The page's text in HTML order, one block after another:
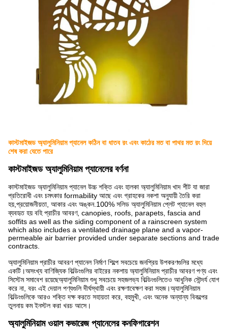
কাস্টমাইজড অ্যালুমিনিয়াম প্যানেল কঠিন বা ধাতব রং এবং কাঠের মত বা পাথর মত রং দিয়ে
শেষ করা যেতে পারে
কাস্টমাইজড অ্যালুমিনিয়াম প্যানেলের বর্ণনা
কাস্টমাইজড অ্যালুমিনিয়াম প্যানেল উচ্চ শক্তি এবং হালকা অ্যালুমিনিয়াম খাদ শীট যা জারা
প্রতিরোধী এবং চমৎকার formability আছে এবং গ্রাহকের নকশা অনুযায়ী তৈরি করা
হয়,প্রয়োজনীয়তা, আকার এবং অঙ্কন.100% সলিড অ্যালুমিনিয়াম প্লেট প্যানেল বহুল
ব্যবহৃত হয় বহি প্রাচীর আবরণ, canopies, roofs, parapets, fascia and
soffits as well as the siding component of a rainscreen system
which also includes a ventilated drainage plane and a vapor-
permeable air barrier provided under separate sections and trade
contracts.
অ্যালুমিনিয়াম প্রাচীর আবরণ প্যানেল নির্মাণ শিল্পে সবচেয়ে জনপ্রিয় উপকরণগুলির মধ্যে
একটি।অসংখ্য বাণিজ্যিক বিল্ডিংগুলির বাইরের নকশায় অ্যালুমিনিয়াম প্রাচীর আবরণ পণ্য এবং
সিস্টেম সমাবেশ রয়েছেঅ্যালুমিনিয়াম শুধু সবচেয়ে সহজলভ্য বিল্ডিংগুলিতেও আধুনিক সৌন্দর্য যোগ
করে না, বরং এই দেয়াল পণ্যগুলি দীর্ঘস্থায়ী এবং রক্ষণাবেক্ষণ করা সহজ।অ্যালুমিনিয়াম
বিল্ডিংগুলিকে আরও শক্তি দক্ষ করতে সহায়তা করে, বহুমুখী, এবং অনেক অন্যান্য বিকল্পের
তুলনায় কম ইনস্টল করা খরচ আসে।
অ্যালুমিনিয়াম ওয়াল কভারেজ প্যানেলের কনফিগারেশন